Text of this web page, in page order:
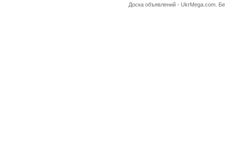
Доска объявлений - UkrMega.com.